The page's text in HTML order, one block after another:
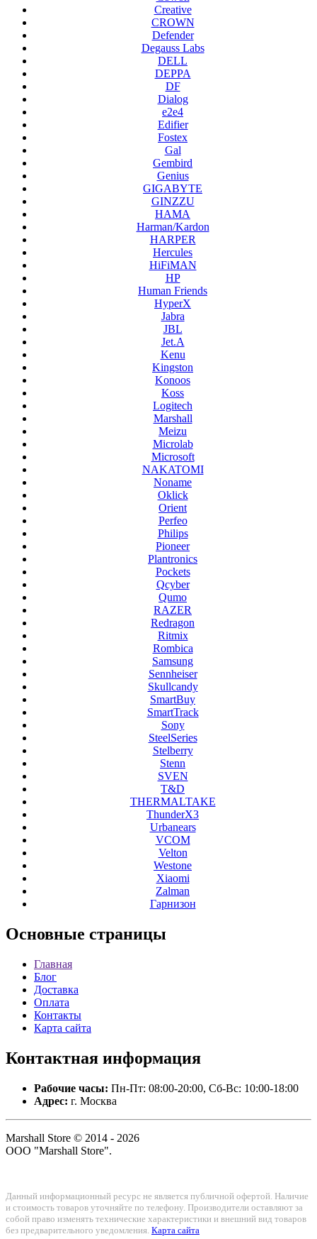
Creative
CROWN
Defender
Degauss Labs
DELL
DEPPA
DF
Dialog
e2e4
Edifier
Fostex
Gal
Gembird
Genius
GIGABYTE
GINZZU
HAMA
Harman/Kardon
HARPER
Hercules
HiFiMAN
HP
Human Friends
HyperX
Jabra
JBL
Jet.A
Kenu
Kingston
Konoos
Koss
Logitech
Marshall
Meizu
Microlab
Microsoft
NAKATOMI
Noname
Oklick
Orient
Perfeo
Philips
Pioneer
Plantronics
Pockets
Qcyber
Qumo
RAZER
Redragon
Ritmix
Rombica
Samsung
Sennheiser
Skullcandy
SmartBuy
SmartTrack
Sony
SteelSeries
Stelberry
Stenn
SVEN
T&D
THERMALTAKE
ThunderX3
Urbanears
VCOM
Velton
Westone
Xiaomi
Zalman
Гарнизон
Основные страницы
Главная
Блог
Доставка
Оплата
Контакты
Карта сайта
Контактная информация
Рабочие часы: Пн-Пт: 08:00-20:00, Сб-Вс: 10:00-18:00
Адрес: г. Москва
Marshall Store © 2014 - 2026
ООО "Marshall Store".
Данный информационный ресурс не является публичной офертой. Наличие
и стоимость товаров уточняйте по телефону. Производители оставляют за
собой право изменять технические характеристики и внешний вид товаров
без предварительного уведомления. Карта сайта